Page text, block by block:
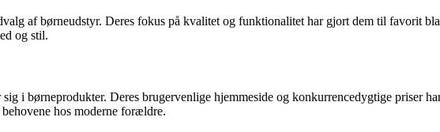
af børneudstyr. Deres fokus på kvalitet og funktionalitet har gjort dem til favorit
og stil.
i børneprodukter. Deres brugervenlige hjemmeside og konkurrencedygtige priser
hos moderne forældre.